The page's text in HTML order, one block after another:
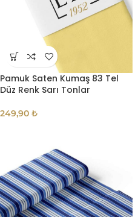
Pamuk Saten Kumaş 83 Tel
Düz Renk Sarı Tonlar
249,90 ₺